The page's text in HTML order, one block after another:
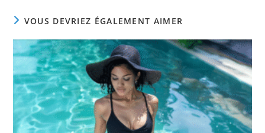
VOUS DEVRIEZ ÉGALEMENT AIMER